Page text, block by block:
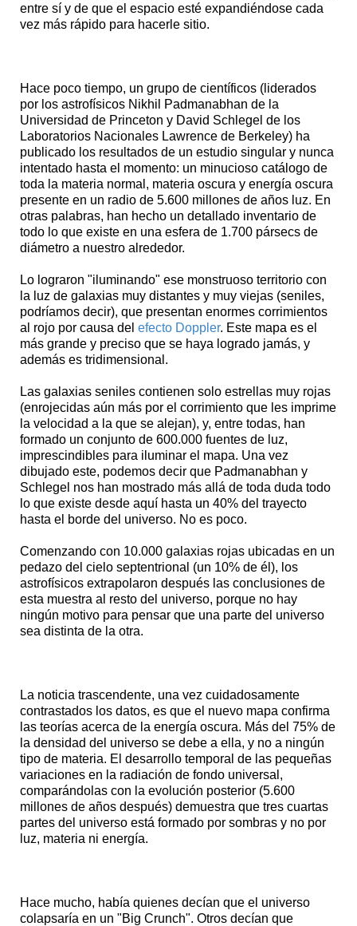
entre sí y de que el espacio esté expandiéndose cada
vez más rápido para hacerle sitio.
Hace poco tiempo, un grupo de científicos (liderados
por los astrofísicos Nikhil Padmanabhan de la
Universidad de Princeton y David Schlegel de los
Laboratorios Nacionales Lawrence de Berkeley) ha
publicado los resultados de un estudio singular y nunca
intentado hasta el momento: un minucioso catálogo de
toda la materia normal, materia oscura y energía oscura
presente en un radio de 5.600 millones de años luz. En
otras palabras, han hecho un detallado inventario de
todo lo que existe en una esfera de 1.700 pársecs de
diámetro a nuestro alrededor.
Lo lograron "iluminando" ese monstruoso territorio con
la luz de galaxias muy distantes y muy viejas (seniles,
podríamos decir), que presentan enormes corrimientos
al rojo por causa del efecto Doppler. Este mapa es el
más grande y preciso que se haya logrado jamás, y
además es tridimensional.
Las galaxias seniles contienen solo estrellas muy rojas
(enrojecidas aún más por el corrimiento que les imprime
la velocidad a la que se alejan), y, entre todas, han
formado un conjunto de 600.000 fuentes de luz,
imprescindibles para iluminar el mapa. Una vez
dibujado este, podemos decir que Padmanabhan y
Schlegel nos han mostrado más allá de toda duda todo
lo que existe desde aquí hasta un 40% del trayecto
hasta el borde del universo. No es poco.
Comenzando con 10.000 galaxias rojas ubicadas en un
pedazo del cielo septentrional (un 10% de él), los
astrofísicos extrapolaron después las conclusiones de
esta muestra al resto del universo, porque no hay
ningún motivo para pensar que una parte del universo
sea distinta de la otra.
La noticia trascendente, una vez cuidadosamente
contrastados los datos, es que el nuevo mapa confirma
las teorías acerca de la energía oscura. Más del 75% de
la densidad del universo se debe a ella, y no a ningún
tipo de materia. El desarrollo temporal de las pequeñas
variaciones en la radiación de fondo universal,
comparándolas con la evolución posterior (5.600
millones de años después) demuestra que tres cuartas
partes del universo está formado por sombras y no por
luz, materia ni energía.
Hace mucho, había quienes decían que el universo
colapsaría en un "Big Crunch". Otros decían que